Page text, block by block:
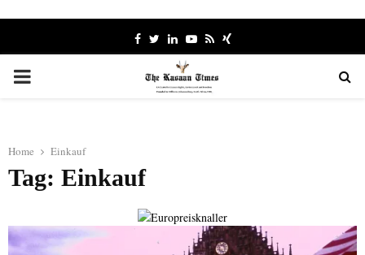
Facebook
TwitterLinkedinYoutube
RssXing
PRIMARY
Home Einkauf
Tag: Einkauf